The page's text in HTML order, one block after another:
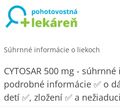
Súhrnné informácie o liekoch
CYTOSAR 500 mg -
podrobné informácie ✅ o
detí ✅, zložení ✅ a